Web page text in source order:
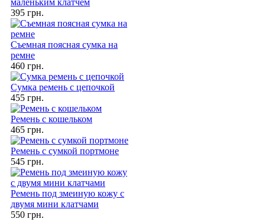
395 грн.
Съемная поясная сумка на
ремне
460 грн.
Сумка ремень с цепочкой
455 грн.
Ремень с кошельком
465 грн.
Ремень с сумкой портмоне
545 грн.
Ремень под змеиную кожу с
двумя мини клатчами
550 грн.